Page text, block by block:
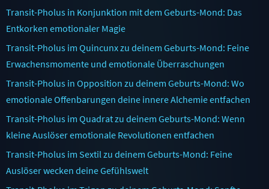
Transit-Pholus in Konjunktion mit dem Geburts-Mond: Das
Entkorken emotionaler Magie
Transit-Pholus im Quincunx zu deinem Geburts-Mond: Feine
Erwachensmomente und emotionale Überraschungen
Transit-Pholus in Opposition zu deinem Geburts-Mond: Wo
emotionale Offenbarungen deine innere Alchemie entfachen
Transit-Pholus im Quadrat zu deinem Geburts-Mond: Wenn
kleine Auslöser emotionale Revolutionen entfachen
Transit-Pholus im Sextil zu deinem Geburts-Mond: Feine
Auslöser wecken deine Gefühlswelt